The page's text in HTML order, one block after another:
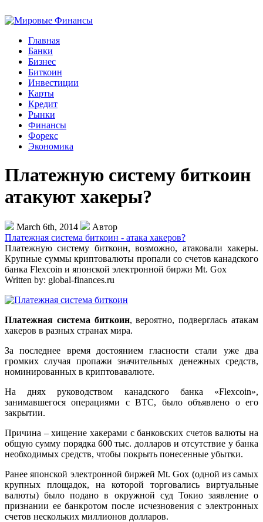
Главная
Банки
Бизнес
Биткоин
Инвестиции
Карты
Кредит
Рынки
Финансы
Форекс
Экономика
Платежную систему биткоин
атакуют хакеры?
March 6th, 2014
Автор
Платежная система биткоин - атака хакеров?
Платежную систему биткоин, возможно, атаковали хакеры.
Крупные суммы криптовалюты пропали со счетов канадского
банка Flexcoin и японской электронной биржи Mt. Gox
Written by: global-finances.ru
Платежная система биткоин, вероятно, подверглась атакам
хакеров в разных странах мира.
За последнее время достоянием гласности стали уже два
громких случая пропажи значительных денежных средств,
номинированных в криптовавалюте.
На днях руководством канадского банка «Flexcoin»,
занимавшегося операциями с BTC, было объявлено о его
закрытии.
Причина – хищение хакерами с банковских счетов валюты на
общую сумму порядка 600 тыс. долларов и отсутствие у банка
необходимых средств, чтобы покрыть понесенные убытки.
Ранее японской электронной биржей Mt. Gox (одной из самых
крупных площадок, на которой торговались виртуальные
валюты) было подано в окружной суд Токио заявление о
признании ее банкротом после исчезновения с электронных
счетов нескольких миллионов долларов.